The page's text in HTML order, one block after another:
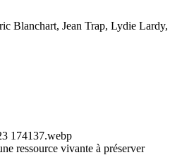
Blanchart, Jean Trap, Lydie Lardy,
ressource vivante à préserver